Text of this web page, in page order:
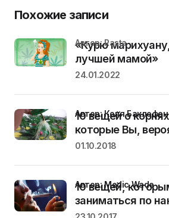
Похожие записи
«Курю
лучшей мамой»
Автор: Rasta
24.01.2022
10 вещей о
которые Вы,
Автор: Коля Баклофен
01.10.2018
10 вещей,
заниматься по
Автор: Medic Wade